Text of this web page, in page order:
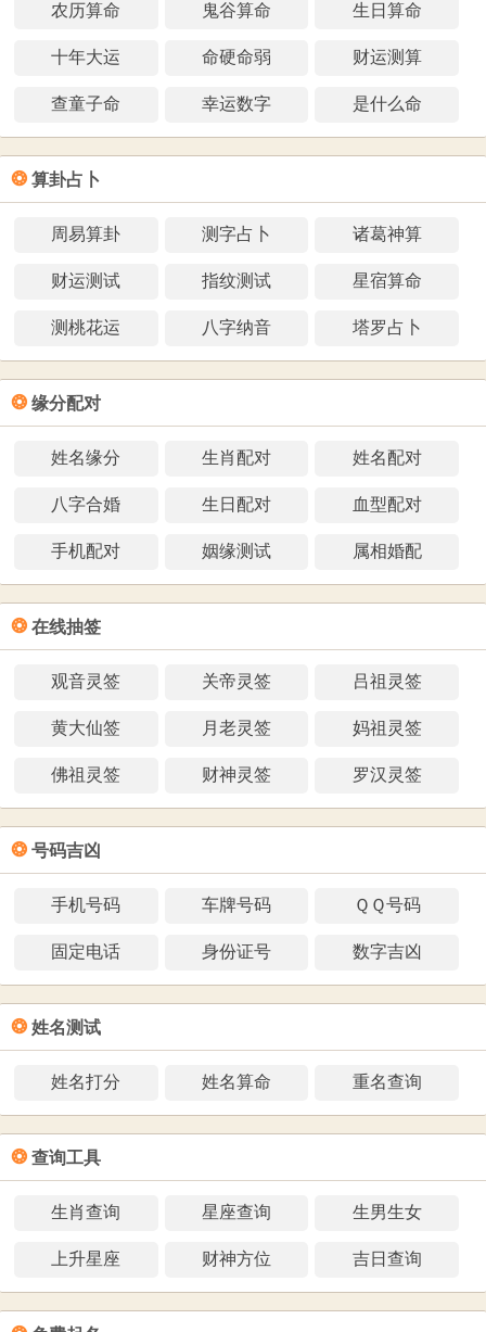
农历算命 鬼谷算命 生日算命
十年大运 命硬命弱 财运测算
查童子命 幸运数字 是什么命
❂ 算卦占卜
周易算卦 测字占卜 诸葛神算
财运测试 指纹测试 星宿算命
测桃花运 八字纳音 塔罗占卜
❂ 缘分配对
姓名缘分 生肖配对 姓名配对
八字合婚 生日配对 血型配对
手机配对 姻缘测试 属相婚配
❂ 在线抽签
观音灵签 关帝灵签 吕祖灵签
黄大仙签 月老灵签 妈祖灵签
佛祖灵签 财神灵签 罗汉灵签
❂ 号码吉凶
手机号码 车牌号码 ＱＱ号码
固定电话 身份证号 数字吉凶
❂ 姓名测试
姓名打分 姓名算命 重名查询
❂ 查询工具
生肖查询 星座查询 生男生女
上升星座 财神方位 吉日查询